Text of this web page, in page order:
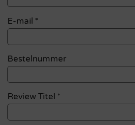
E-mail *
Bestelnummer
Review Titel *